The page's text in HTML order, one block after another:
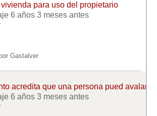
práctico
para uso del propietario
6 años 3 meses antes
porGastalver
acredita que una persona pued avalar
6 años 3 meses antes